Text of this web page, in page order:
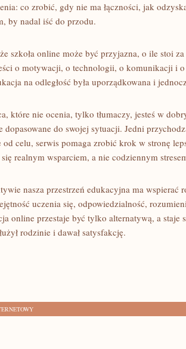
co zrobić, gdy nie ma łączności, jak
by nadal iść do przodu.
szkoła online może być przyjazna, o ile stoi
o motywacji, o technologii, o komunikacji i
na odległość była uporządkowana i
które nie ocenia, tylko tłumaczy, jesteś w
dopasowane do swojej sytuacji. Jedni
celu, serwis pomaga zrobić krok w stronę
się realnym wsparciem, a nie codziennym
nasza przestrzeń edukacyjna ma
uczenia się, odpowiedzialność,
online przestaje być tylko alternatywą, a staje
rodzinie i dawał satysfakcję.